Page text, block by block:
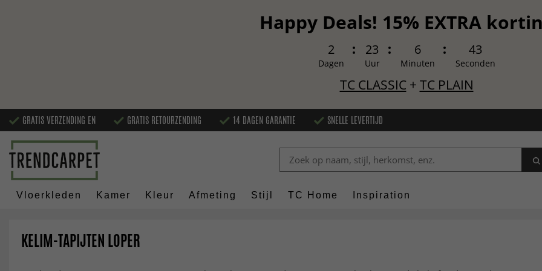
Happy Deals! 15% EXTRA
2
Dagen
23
Uur
6
Minuten
41
Seconden
TC CLASSIC+ TC PLAIN
GRATIS VERZENDING EN GRATIS RETOURZENDING 14 DAGEN GARANTIE SNELLE LEVERTIJD
Vloerkleden Kamer Kleur Afmeting Stijl TC Home Inspiration
KELIM-TAPIJTEN LOPER